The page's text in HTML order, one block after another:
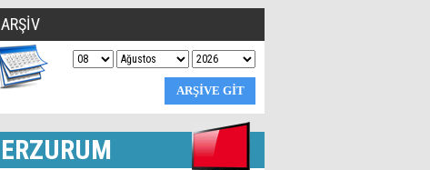
ARŞİV
ERZURUM